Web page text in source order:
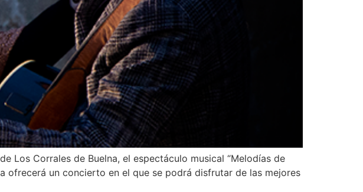
Los Corrales de Buelna, el espectáculo musical “Melodías de
ofrecerá un concierto en el que se podrá disfrutar de las mejores